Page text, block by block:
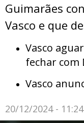
Guimarães
Vasco e que
Vasco
fechar com
Vasco
20/12/2024 -